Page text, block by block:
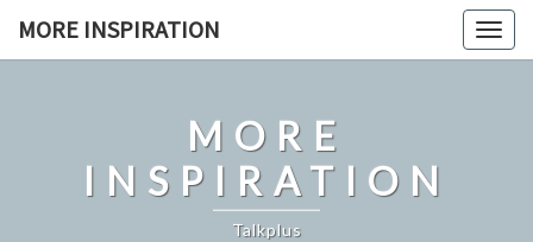
MORE INSPIRATION
MORE
INSPIRATION
Talkplus